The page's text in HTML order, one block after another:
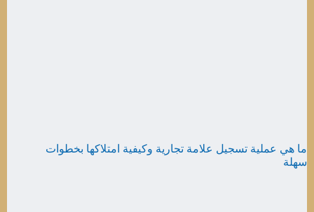
ما هي عملية تسجيل علامة تجارية وكيفية امتلاكها بخطوات
سهلة